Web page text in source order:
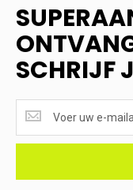
SCHRIJF
ONTVANGEN?
<br>SCHRIJF